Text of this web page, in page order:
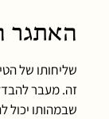
האתגר
שליחותו של
זה. מעבר
שבמהותו יכול